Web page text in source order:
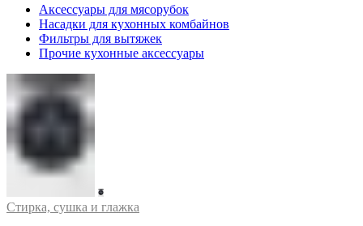
Аксессуары для мясорубок
Насадки для кухонных комбайнов
Фильтры для вытяжек
Прочие кухонные аксессуары
Стирка, сушка и глажка